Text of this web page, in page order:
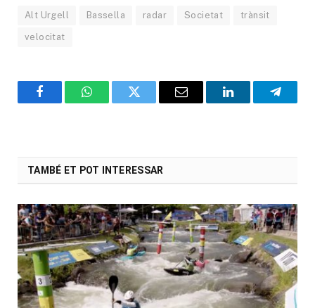
Alt Urgell Bassella radar Societat trànsit
velocitat
FacebookWhatsAppTwitter Email LinkedIn
TAMBÉ ET POT INTERESSAR